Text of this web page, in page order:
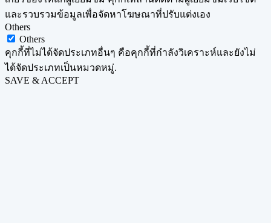
และรวบรวมข้อมูลเพื่อจัดหาโฆษณาที่ปรับแต่งเอง
Others
Others
คุกกี้ที่ไม่ได้จัดประเภทอื่นๆ คือคุกกี้ที่กำลังวิเคราะห์และยังไม่
ได้จัดประเภทเป็นหมวดหมู่.
SAVE & ACCEPT